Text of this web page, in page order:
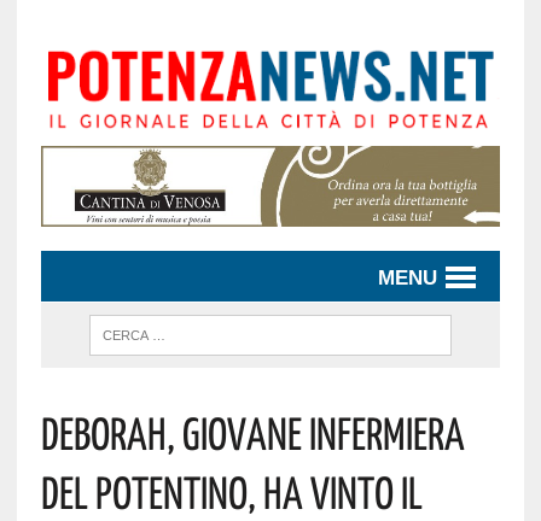
MENU
Deborah, Giovane Infermiera
Del Potentino, Ha Vinto Il